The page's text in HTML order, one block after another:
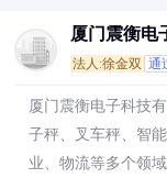
厦门震衡电
法人:徐金双 通
厦门震衡电子科技
子秤、叉车秤、智
业、物流等多个领